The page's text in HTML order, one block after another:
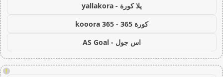
يلا كورة - yallakora
كورة 365 - kooora 365
اس جول - AS Goal
!